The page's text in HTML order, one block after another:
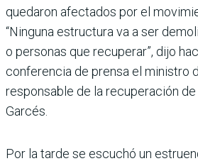
quedaron afectados por el
“Ninguna estructura va a ser
o personas que recuperar”, dijo
conferencia de prensa el ministro
responsable de la recuperación
Garcés.
Por la tarde se escuchó un